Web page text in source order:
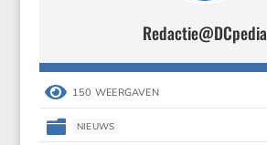
Redactie@DCpedia
 150 WEERGAVEN
 NIEUWS